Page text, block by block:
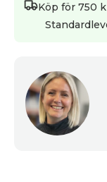
Köp för 750